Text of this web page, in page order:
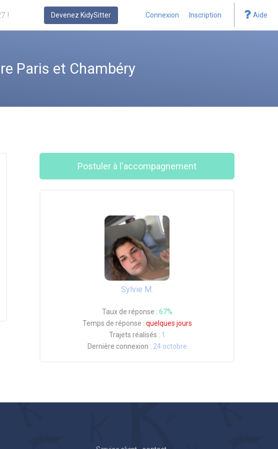
! Devenez KidySitter Connexion Inscription Aide
Paris et Chambéry
Postuler à l'accompagnement
Sylvie M.
Taux de réponse : 67%
Temps de réponse : quelques jours
Trajets réalisés : 1
Dernière connexion : 24 octobre